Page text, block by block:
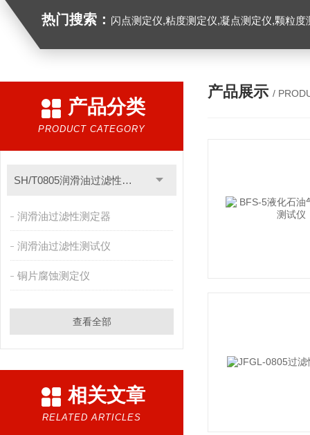
热门搜索： 闪点测定仪,粘度测定仪,凝点测定仪,颗粒
产品分类
PRODUCT CATEGORY
SH/T0805润滑油过滤性测定仪
润滑油过滤性测定器
润滑油过滤性测试仪
铜片腐蚀测定仪
查看全部
相关文章
RELATED ARTICLES
产品展示 /